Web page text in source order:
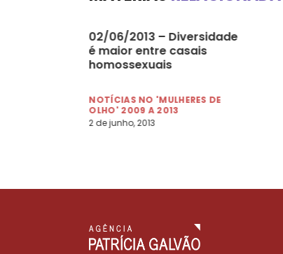
02/06/2013 – Diversidade
é maior entre casais
homossexuais
NOTÍCIAS NO 'MULHERES DE
OLHO' 2009 A 2013
2 de junho, 2013